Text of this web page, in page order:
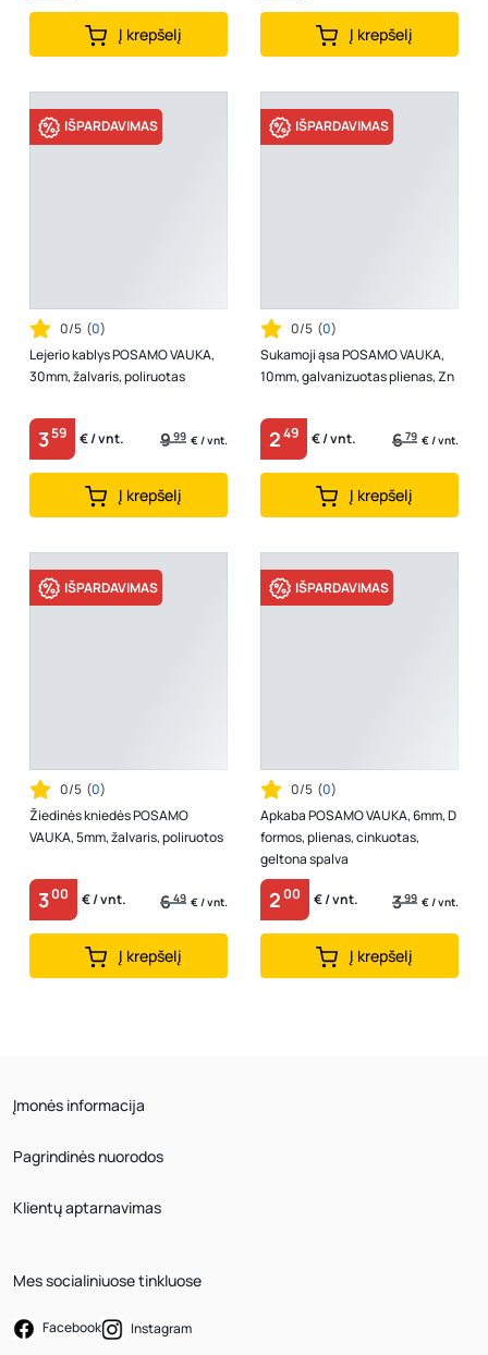
Į krepšelį Į krepšelį
IŠPARDAVIMAS
0/5 (0)
Lejerio kablys POSAMO VAUKA,
30mm, žalvaris, poliruotas
359 € / vnt. 999 € / vnt.
Į krepšelį
IŠPARDAVIMAS
0/5 (0)
Sukamoji ąsa POSAMO VAUKA,
10mm, galvanizuotas plienas, Zn
249 € / vnt. 679 € / vnt.
Į krepšelį
IŠPARDAVIMAS
0/5 (0)
Žiedinės kniedės POSAMO
VAUKA, 5mm, žalvaris, poliruotos
300 € / vnt. 649 € / vnt.
Į krepšelį
IŠPARDAVIMAS
0/5 (0)
Apkaba POSAMO VAUKA, 6mm, D
formos, plienas, cinkuotas,
geltona spalva
200 € / vnt. 399 € / vnt.
Į krepšelį
Įmonės informacija
Pagrindinės nuorodos
Klientų aptarnavimas
Mes socialiniuose tinkluose
Facebook Instagram